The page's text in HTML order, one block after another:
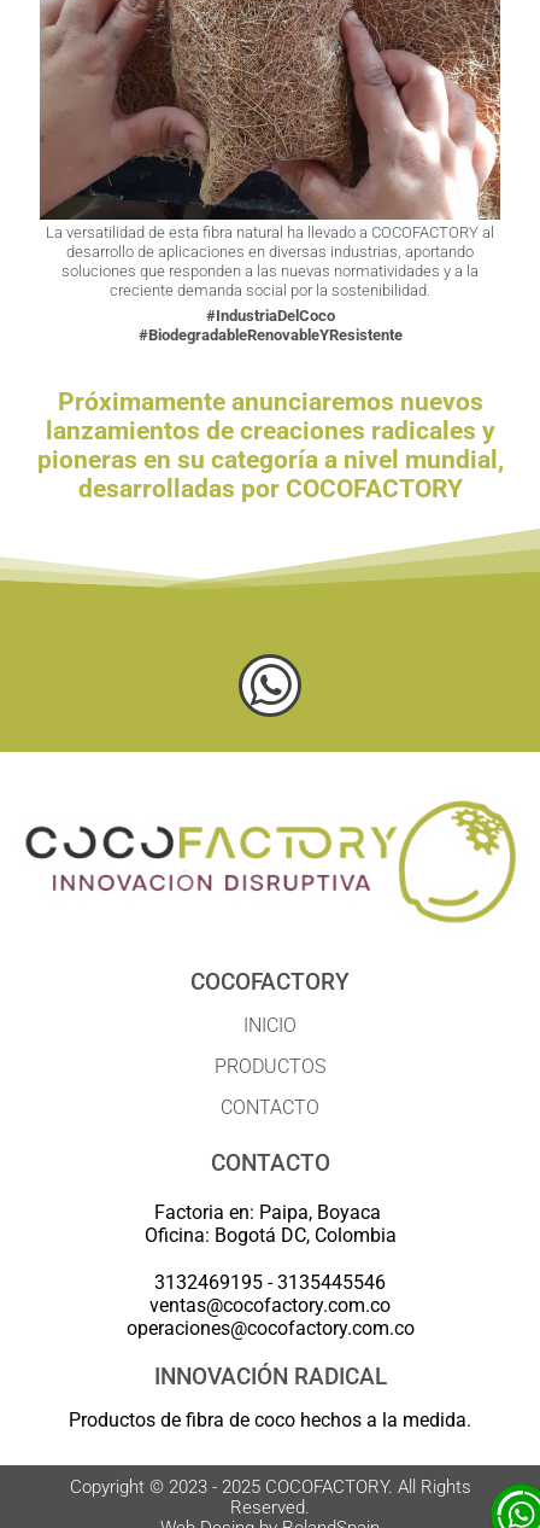
La versatilidad de esta fibra natural ha llevado a COCOFACTORY al
desarrollo de aplicaciones en diversas industrias, aportando
soluciones que responden a las nuevas normatividades y a la
creciente demanda social por la sostenibilidad.
#IndustriaDelCoco
#BiodegradableRenovableYResistente
Próximamente anunciaremos nuevos
lanzamientos de creaciones radicales y
pioneras en su categoría a nivel mundial,
desarrolladas por COCOFACTORY
COCOFACTORY
INICIO
PRODUCTOS
CONTACTO
CONTACTO
Factoria en: Paipa, Boyaca
Oficina: Bogotá DC, Colombia
3132469195 - 3135445546
ventas@cocofactory.com.co
operaciones@cocofactory.com.co
INNOVACIÓN RADICAL
Productos de fibra de coco hechos a la medida.
Copyright © 2023 - 2025 COCOFACTORY. All Rights
Reserved.